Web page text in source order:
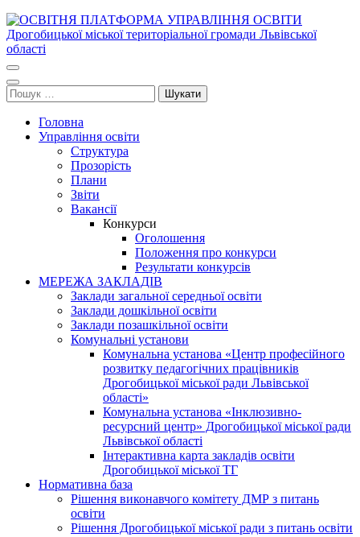
Дрогобицької міської територіальної громади Львівської області
Пошук:
Головна
Управління освіти
Структура
Прозорість
Плани
Звіти
Вакансії
Конкурси
Оголошення
Положення про конкурси
Результати конкурсів
МЕРЕЖА ЗАКЛАДІВ
Заклади загальної середньої освіти
Заклади дошкільної освіти
Заклади позашкільної освіти
Комунальні установи
Комунальна установа «Центр професійного
розвитку педагогічних працівників
Дрогобицької міської ради Львівської
області»
Комунальна установа «Інклюзивно-
ресурсний центр» Дрогобицької міської ради
Львівської області
Інтерактивна карта закладів освіти
Дрогобицької міської ТГ
Нормативна база
Рішення виконавчого комітету ДМР з питань
освіти
Рішення Дрогобицької міської ради з питань освіти